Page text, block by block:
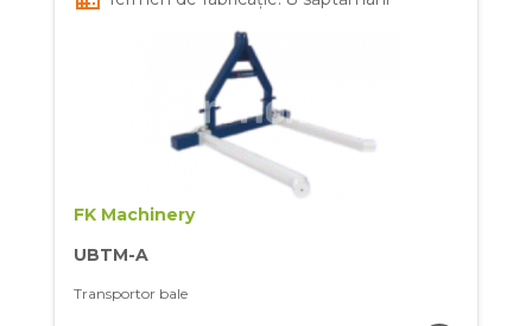
FK Machinery
UBTM-A
Transportor bale